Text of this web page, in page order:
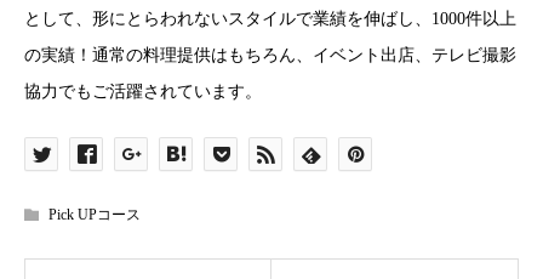
として、形にとらわれないスタイルで業績を伸ばし、1000件以上
の実績！通常の料理提供はもちろん、イベント出店、テレビ撮影
協力でもご活躍されています。
Pick UPコース